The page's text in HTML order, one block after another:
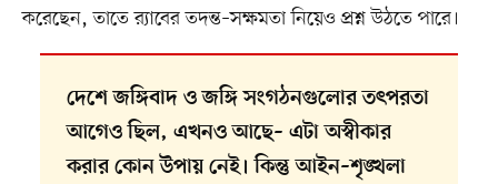
করেছেন, তাতে র‍্যাবের তদন্ত–সক্ষমতা নিয়েও প্রশ্ন উঠতে পারে।
দেশে জঙ্গিবাদ ও জঙ্গি সংগঠনগুলোর তৎপরতা
আগেও ছিল, এখনও আছে– এটা অস্বীকার
করার কোন উপায় নেই। কিন্তু আইন–শৃঙ্খলা